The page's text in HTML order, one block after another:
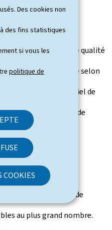
Des cookies non
des fins statistiques
si vous les
politique de
COOKIES
garantir un niveau de qualité
portail est développé selon
Renow (Référentiel de
du Grand-Duché de
poursuit l'objectif de
au plus grand nombre.